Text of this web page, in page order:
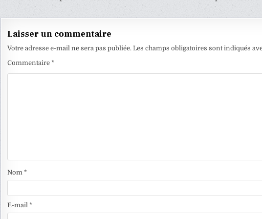
l’article
Laisser un commentaire
Votre adresse e-mail ne sera pas publiée. Les champs obligatoires sont indiqués
Commentaire *
Nom *
E-mail *